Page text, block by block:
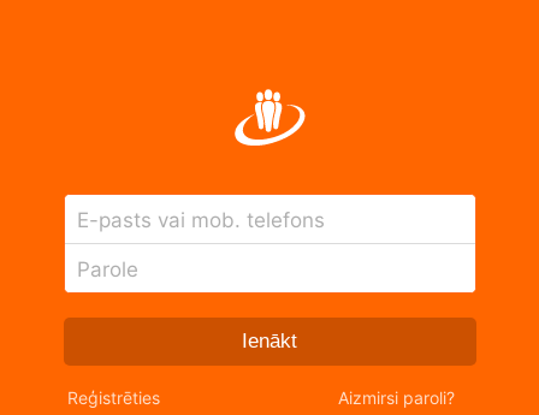
E-pasts vai mob. telefons
Parole
Ienākt
Reģistrēties Aizmirsi paroli?